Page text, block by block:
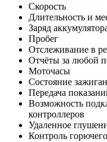
Скорость
Длительность и
Заряд
Пробег
Отслеживание в
Отчёты за любой
Моточасы
Состояние
Передача
Возможность
контроллеров
Удаленное
Контроль